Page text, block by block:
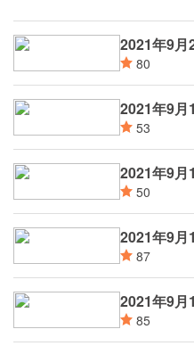
2021年9月
80
2021年9月
53
2021年9月
50
2021年9月
87
2021年9月
85